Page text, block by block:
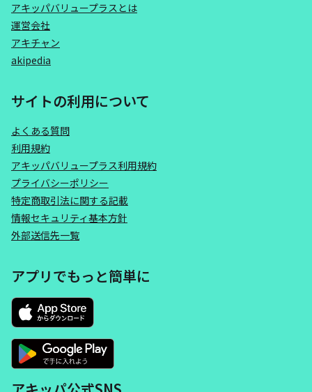
アキッパバリュープラスとは
運営会社
アキチャン
akipedia
サイトの利用について
よくある質問
利用規約
アキッパバリュープラス利用規約
プライバシーポリシー
特定商取引法に関する記載
情報セキュリティ基本方針
外部送信先一覧
アプリでもっと簡単に